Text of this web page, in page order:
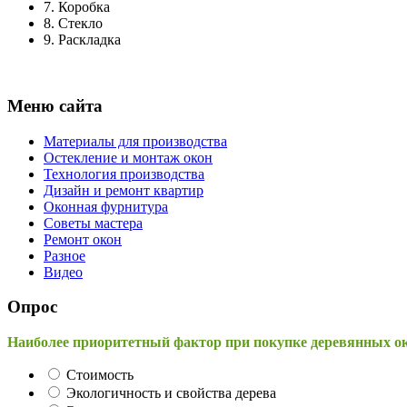
7. Коробка
8. Стекло
9. Раскладка
Меню сайта
Материалы для производства
Остекление и монтаж окон
Технология производства
Дизайн и ремонт квартир
Оконная фурнитура
Советы мастера
Ремонт окон
Разное
Видео
Опрос
Наиболее приоритетный фактор при покупке деревянных
Стоимость
Экологичность и свойства дерева